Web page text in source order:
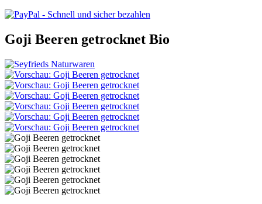
Goji Beeren getrocknet Bio